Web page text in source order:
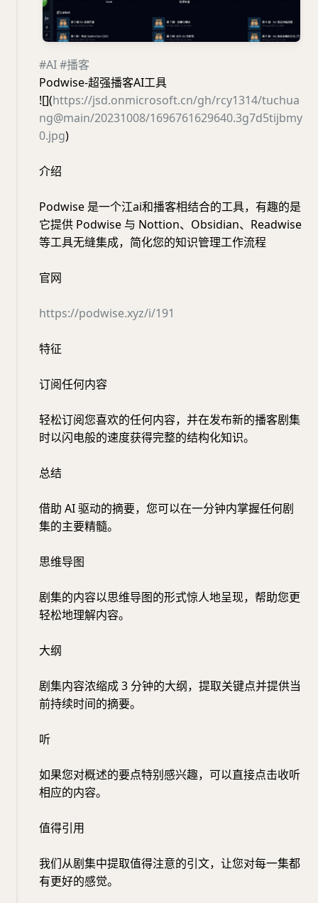
#AI#播客
Podwise-超强播客AI工具
![](https://jsd.onmicrosoft.cn/gh/rcy1314/tuchua
ng@main/20231008/1696761629640.3g7d5tijbmy
0.jpg)
介绍
Podwise 是一个江ai和播客相结合的工具，有趣的是
它提供 Podwise 与 Nottion、Obsidian、Readwise
等工具无缝集成，简化您的知识管理工作流程
官网
https://podwise.xyz/i/191
特征
订阅任何内容
轻松订阅您喜欢的任何内容，并在发布新的播客剧集
时以闪电般的速度获得完整的结构化知识。
总结
借助 AI 驱动的摘要，您可以在一分钟内掌握任何剧
集的主要精髓。
思维导图
剧集的内容以思维导图的形式惊人地呈现，帮助您更
轻松地理解内容。
大纲
剧集内容浓缩成 3 分钟的大纲，提取关键点并提供当
前持续时间的摘要。
听
如果您对概述的要点特别感兴趣，可以直接点击收听
相应的内容。
值得引用
我们从剧集中提取值得注意的引文，让您对每一集都
有更好的感觉。